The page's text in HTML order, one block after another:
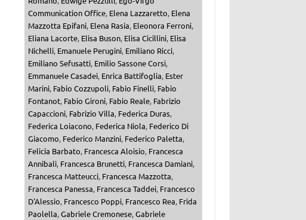
Communication Office, Elena Lazzaretto, Elena
Mazzotta Epifani, Elena Rasia, Eleonora Ferroni,
Eliana Lacorte, Elisa Buson, Elisa Cicillini, Elisa
Nichelli, Emanuele Perugini, Emiliano Ricci,
Emiliano Sefusatti, Emilio Sassone Corsi,
Emmanuele Casadei, Enrica Battifoglia, Ester
Marini, Fabio Cozzupoli, Fabio Finelli, Fabio
Fontanot, Fabio Gironi, Fabio Reale, Fabrizio
Capaccioni, Fabrizio Villa, Federica Duras,
Federica Loiacono, Federica Niola, Federico Di
Giacomo, Federico Manzini, Federico Paletta,
Felicia Barbato, Francesca Aloisio, Francesca
Annibali, Francesca Brunetti, Francesca Damiani,
Francesca Matteucci, Francesca Mazzotta,
Francesca Panessa, Francesca Taddei, Francesco
D'Alessio, Francesco Poppi, Francesco Rea, Frida
Paolella,Gabriele Cremonese,Gabriele